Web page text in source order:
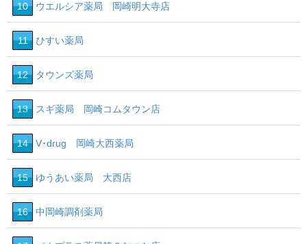
10 ウエルシア薬局 岡崎明大寺店
11 ひすい薬局
12 タウンズ薬局
13 スギ薬局 岡崎コムタウン店
14 V･drug 岡崎大西薬局
15 ゆうあい薬局 大西店
16 中岡崎調剤薬局